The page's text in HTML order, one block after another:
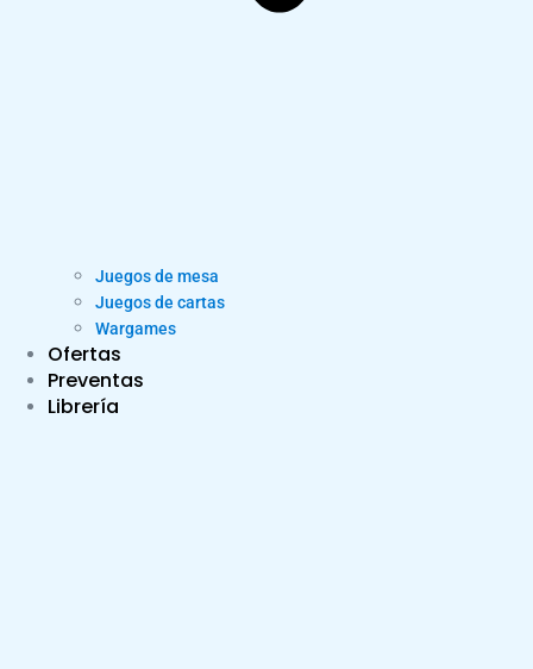
Juegos de mesa
Juegos de cartas
Wargames
Ofertas
Preventas
Librería